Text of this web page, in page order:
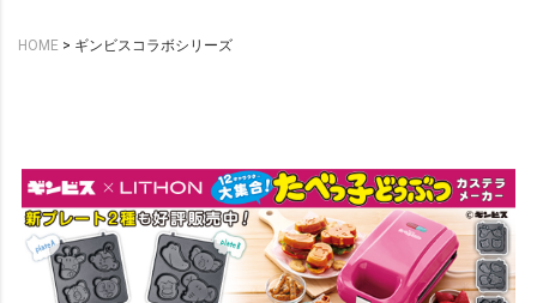
HOME ギンビスコラボシリーズ